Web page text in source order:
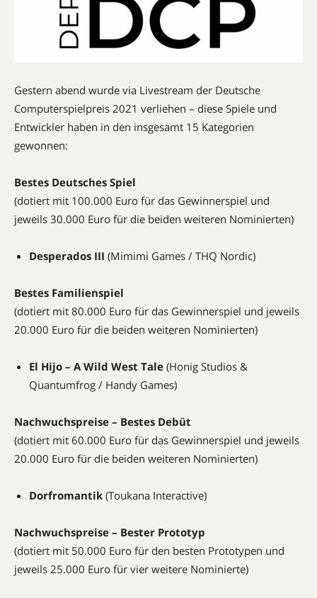
Gestern abend wurde via Livestream der Deutsche
Computerspielpreis 2021 verliehen – diese Spiele und
Entwickler haben in den insgesamt 15 Kategorien
gewonnen:
Bestes Deutsches Spiel
(dotiert mit 100.000 Euro für das Gewinnerspiel und
jeweils 30.000 Euro für die beiden weiteren Nominierten)
Desperados III (Mimimi Games / THQ Nordic)
Bestes Familienspiel
(dotiert mit 80.000 Euro für das Gewinnerspiel und jeweils
20.000 Euro für die beiden weiteren Nominierten)
El Hijo – A Wild West Tale (Honig Studios &
Quantumfrog / Handy Games)
Nachwuchspreise – Bestes Debüt
(dotiert mit 60.000 Euro für das Gewinnerspiel und jeweils
20.000 Euro für die beiden weiteren Nominierten)
Dorfromantik (Toukana Interactive)
Nachwuchspreise – Bester Prototyp
(dotiert mit 50.000 Euro für den besten Prototypen und
jeweils 25.000 Euro für vier weitere Nominierte)